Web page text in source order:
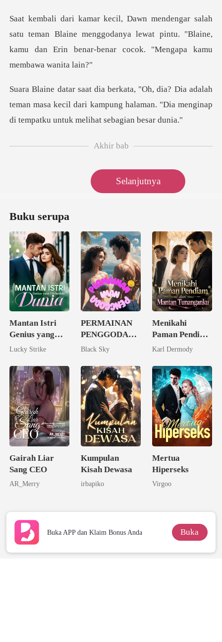
teman Blaine menggodanya lewat pintu. "Blaine,
kamu dan E
alah
teman masa kecil dari kampung halaman. "Dia meng
Akhir bab
Selanjutnya
Buku serupa
Mantan Istri
Genius yang
Diidamkan
Lucky Strike
PERMAINAN
PENGGODA
IMAN
Black Sky
Menikahi
Paman Pendiam
dari Mantan
Karl Dermody
Gairah Liar
Sang CEO
AR_Merry
Kumpulan
Kisah Dewasa
irbapiko
Mertua
Hiperseks
Virgoo
Buka APP dan Klaim Bonus Anda Buka